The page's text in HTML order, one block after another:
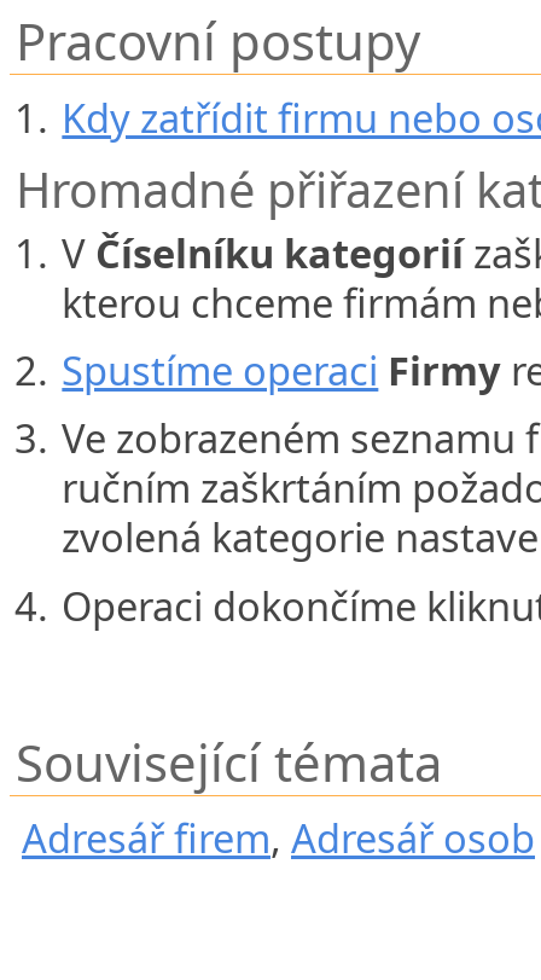
Pracovní postupy
Kdy zatřídit firmu nebo
Hromadné přiřazení
V Číselníku kategorií
kterou chceme firmám
Spustíme operaci Firmy
Ve zobrazeném
ručním zaškrtáním
zvolená kategorie
Operaci dokončíme
Související témata
Adresář firem, Adresář osob